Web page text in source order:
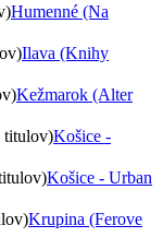
Humenné (Na
Ilava (Knihy
Kežmarok (Alter
titulov)Košice -
Košice - Urban
Krupina (Ferove